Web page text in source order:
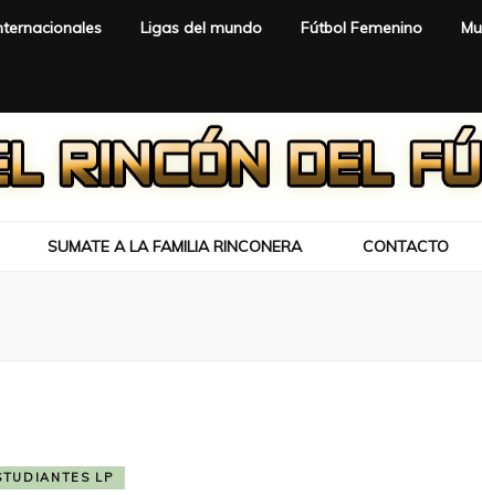
Ligas del mundo Fútbol Femenino
SUMATE A LA FAMILIA RINCONERA CONTACTO
LP